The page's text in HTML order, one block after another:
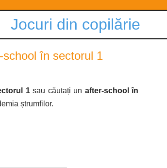
Jocuri din copilărie
în sectorul 1
1sau căutați un after-school în
ștrumfilor.